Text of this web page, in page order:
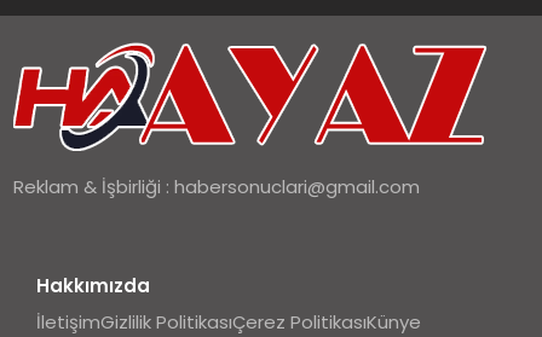
Reklam & İşbirliği :habersonuclari@gmail.com
Hakkımızda
İletişimGizlilik PolitikasıÇerez PolitikasıKünye